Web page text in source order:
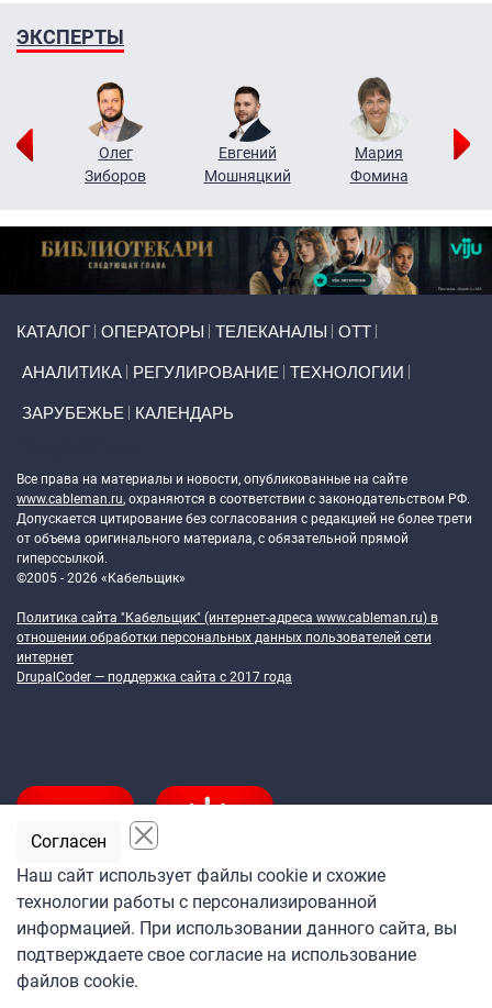
ЭКСПЕРТЫ
Олег
Зиборов
Евгений
Мошняцкий
Мария
Фомина
КАТАЛОГ ОПЕРАТОРЫ ТЕЛЕКАНАЛЫ ОТТ
АНАЛИТИКА РЕГУЛИРОВАНИЕ ТЕХНОЛОГИИ
ЗАРУБЕЖЬЕ КАЛЕНДАРЬ
Все права на материалы и новости, опубликованные на сайте
www.cableman.ru, охраняются в соответствии с законодательством РФ.
Допускается цитирование без согласования с редакцией не более трети
от объема оригинального материала, с обязательной прямой
гиперссылкой.
©2005 - 2026 «Кабельщик»
Политика сайта "Кабельщик" (интернет-адреса www.cableman.ru) в
отношении обработки персональных данных пользователей сети
интернет
DrupalCoder — поддержка сайта c 2017 года
Подпишитесь
на ежедневную рассылку
«Кабельщика»
Наш сайт использует файлы cookie и схожие
технологии работы с персонализированной
информацией. При использовании данного сайта, вы
подтверждаете свое согласие на использование
файлов cookie.
Согласен